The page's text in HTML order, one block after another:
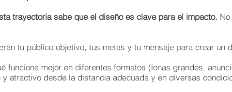
trayectoria sabe que el diseño es clave para el impacto.
tu público objetivo, tus metas y tu mensaje para crear un
funciona mejor en diferentes formatos (lonas grandes,
y atractivo desde la distancia adecuada y en diversas